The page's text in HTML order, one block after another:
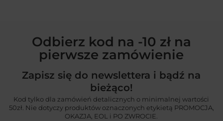
Odbierz kod na -10 zł na
pierwsze zamówienie
Zapisz się do newslettera i bądź na
bieżąco!
Kod tylko dla zamówień detalicznych o minimalnej wartości
50zł. Nie dotyczy produktów oznaczonych etykietą PROMOCJA,
OKAZJA, EOL i PO ZWROCIE.